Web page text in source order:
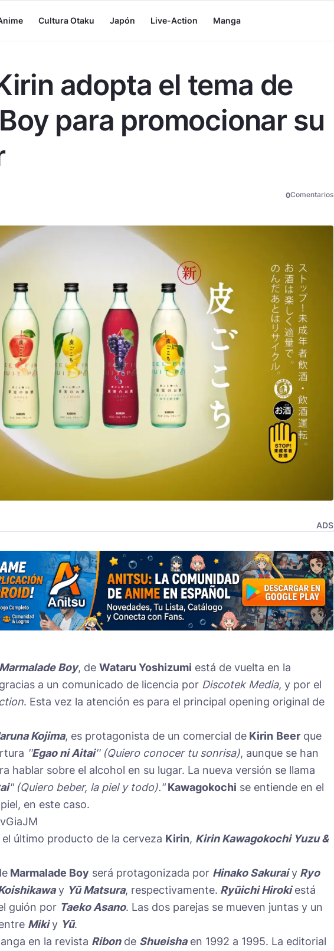
Cultura Otaku Japón Live-Action Manga
adopta el tema de
para promocionar su
0Comentarios
ADS
Marmalade Boy, de Wataru Yoshizumi está de vuelta en la
a un comunicado de licencia por Discotek Media, y por el
. Esta vez la atención es para el principal opening original de
Kojima, es protagonista de un comercial de Kirin Beer que
''Egao ni Aitai'' (Quiero conocer tu sonrisa), aunque se han
hablar sobre el alcohol en su lugar. La nueva versión se llama
" (Quiero beber, la piel y todo)." Kawagokochi se entiende en el
en este caso.
último producto de la cerveza Kirin, Kirin Kawagokochi Yuzu &
Marmalade Boy será protagonizada por Hinako Sakuraiy Ryo
y Yū Matsura, respectivamente. Ryūichi Hirokiestá
guión por Taeko Asano. Las dos parejas se mueven juntas y un
Mikiy Yū.
en la revista Ribonde Shueishaen 1992 a 1995. La editorial